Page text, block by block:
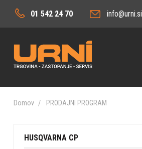
01 542 24 70 info@urni.si
Domov PRODAJNI PROGRAM
HUSQVARNA CP